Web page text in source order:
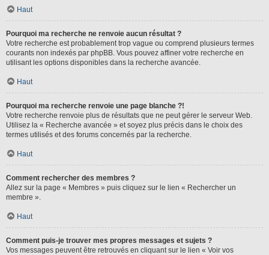
Haut
Pourquoi ma recherche ne renvoie aucun résultat ?
Votre recherche est probablement trop vague ou comprend plusieurs termes
courants non indexés par phpBB. Vous pouvez affiner votre recherche en
utilisant les options disponibles dans la recherche avancée.
Haut
Pourquoi ma recherche renvoie une page blanche ?!
Votre recherche renvoie plus de résultats que ne peut gérer le serveur Web.
Utilisez la « Recherche avancée » et soyez plus précis dans le choix des
termes utilisés et des forums concernés par la recherche.
Haut
Comment rechercher des membres ?
Allez sur la page « Membres » puis cliquez sur le lien « Rechercher un
membre ».
Haut
Comment puis-je trouver mes propres messages et sujets ?
Vos messages peuvent être retrouvés en cliquant sur le lien « Voir vos